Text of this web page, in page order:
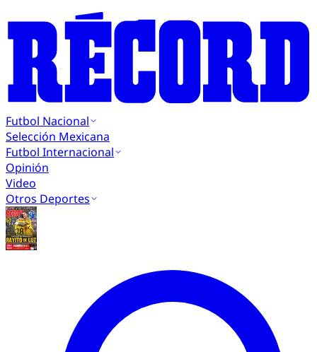
Futbol Nacional
Selección Mexicana
Futbol Internacional
Opinión
Video
Otros Deportes